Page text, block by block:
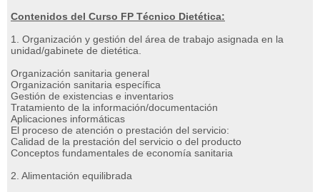
Contenidos del Curso FP Técnico Dietética:
1. Organización y gestión del área de trabajo asignada en la
unidad/gabinete de dietética.
Organización sanitaria general
Organización sanitaria específica
Gestión de existencias e inventarios
Tratamiento de la información/documentación
Aplicaciones informáticas
El proceso de atención o prestación del servicio:
Calidad de la prestación del servicio o del producto
Conceptos fundamentales de economía sanitaria
2. Alimentación equilibrada